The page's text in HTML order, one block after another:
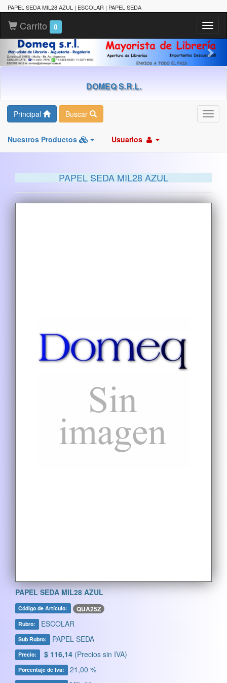
PAPEL SEDA MIL28 AZUL | ESCOLAR | PAPEL SEDA
Carrito 0
DOMEQ S.R.L.
Principal Buscar
Nuestros Productos Usuarios
PAPEL SEDA MIL28 AZUL
PAPEL SEDA MIL28 AZUL
Código de Artículo: QUA25Z
Rubro: ESCOLAR
Sub Rubro: PAPEL SEDA
Precio: $ 116,14 (Precios sin IVA)
Porcentaje de Iva: 21,00 %